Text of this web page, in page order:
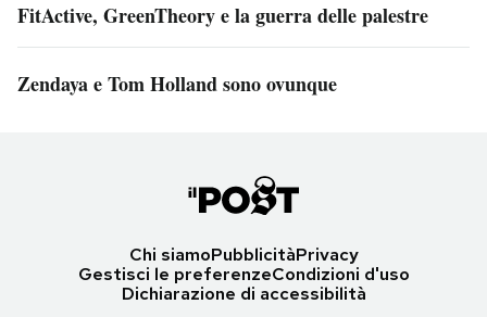
FitActive, GreenTheory e la guerra delle palestre
Zendaya e Tom Holland sono ovunque
Chi siamoPubblicitàPrivacy
Gestisci le preferenzeCondizioni d'uso
Dichiarazione di accessibilità